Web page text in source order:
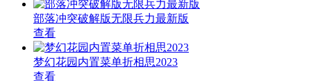
部落冲突破解版无限兵力最新版
查看
梦幻花园内置菜单折相思2023
查看